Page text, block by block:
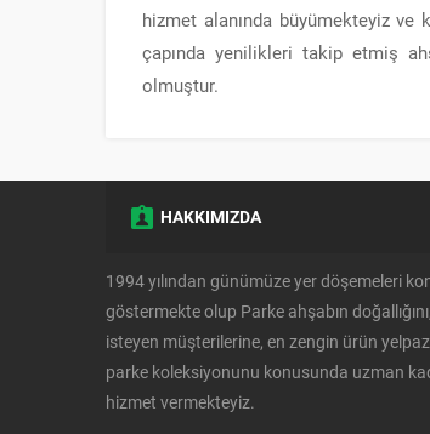
hizmet alanında büyümekteyiz ve
çapında yenilikleri takip etmiş
olmuştur.
HAKKIMIZDA
1994 yılından günümüze yer döşemeleri
göstermekte olup Parke ahşabın
isteyen müşterilerine, en zengin ürün
parke koleksiyonunu konusunda uzman
hizmet vermekteyiz.